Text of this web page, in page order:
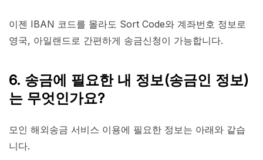
이젠 IBAN 코드를 몰라도 Sort Code와 계좌번호 정보로
영국, 아일랜드로 간편하게 송금신청이 가능합니다.
6. 송금에 필요한 내 정보(송금인 정보)
는 무엇인가요?
모인 해외송금 서비스 이용에 필요한 정보는 아래와 같습
니다.